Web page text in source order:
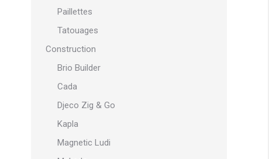
Paillettes
Tatouages
Construction
Brio Builder
Cada
Djeco Zig & Go
Kapla
Magnetic Ludi